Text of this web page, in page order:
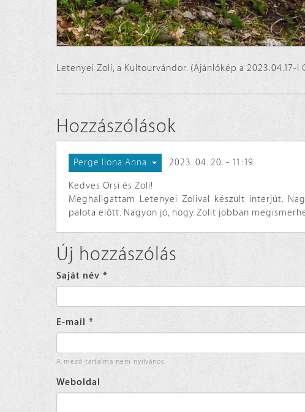
Letenyei Zoli, a Kultourvándor. (Ajánlókép a 2023.04.17-i
Hozzászólások
Perge Ilona Anna 2023. 04. 20. - 11:19
Kedves Orsi és Zoli!
Meghallgattam Letenyei Zolival készült interjút.
palota előtt. Nagyon jó, hogy Zolit jobban
Új hozzászólás
Saját név *
E-mail *
A mező tartalma nem nyilvános.
Weboldal